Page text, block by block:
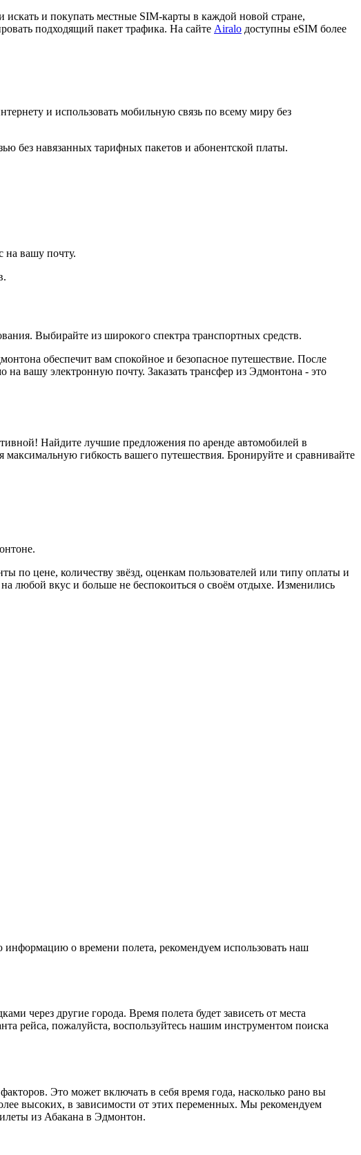
и покупать местные SIM-карты в каждой новой стране,
подходящий пакет трафика. На сайте Airalo доступны eSIM более
и использовать мобильную связь по всему миру без
без навязанных тарифных пакетов и абонентской платы.
на вашу почту.
Выбирайте из широкого спектра транспортных средств.
обеспечит вам спокойное и безопасное путешествие. После
вашу электронную почту. Заказать трансфер из Эдмонтона - это
Найдите лучшие предложения по аренде автомобилей в
гибкость вашего путешествия. Бронируйте и сравнивайте
по цене, количеству звёзд, оценкам пользователей или типу оплаты и
любой вкус и больше не беспокоиться о своём отдыхе. Изменились
о времени полета, рекомендуем использовать наш
через другие города. Время полета будет зависеть от места
рейса, пожалуйста, воспользуйтесь нашим инструментом поиска
Это может включать в себя время года, насколько рано вы
высоких, в зависимости от этих переменных. Мы рекомендуем
из Абакана в Эдмонтон.